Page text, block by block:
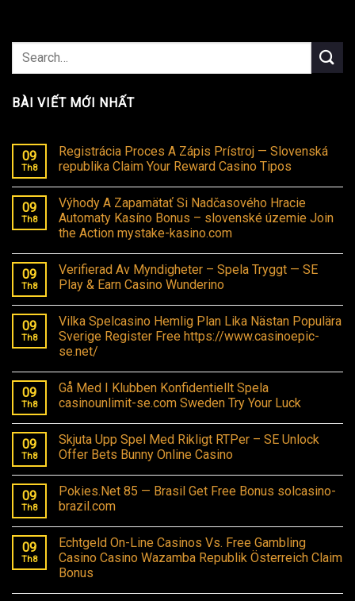
BÀI VIẾT MỚI NHẤT
09
Th8
Registrácia Proces A Zápis Prístroj — Slovenská
republika Claim Your Reward Casino Tipos
09
Th8
Výhody A Zapamätať Si Nadčasového Hracie
Automaty Kasíno Bonus – slovenské územie Join
the Action mystake-kasino.com
09
Th8
Verifierad Av Myndigheter – Spela Tryggt — SE
Play & Earn Casino Wunderino
09
Th8
Vilka Spelcasino Hemlig Plan Lika Nästan Populära
Sverige Register Free https://www.casinoepic-
se.net/
09
Th8
Gå Med I Klubben Konfidentiellt Spela
casinounlimit-se.com Sweden Try Your Luck
09
Th8
Skjuta Upp Spel Med Rikligt RTPer – SE Unlock
Offer Bets Bunny Online Casino
09
Th8
Pokies.Net 85 — Brasil Get Free Bonus solcasino-
brazil.com
09
Th8
Echtgeld On-Line Casinos Vs. Free Gambling
Casino Casino Wazamba Republik Österreich Claim
Bonus